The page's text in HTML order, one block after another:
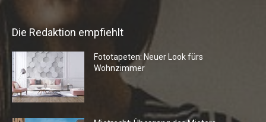
Die Redaktion empfiehlt
Fototapeten: Neuer Look fürs
Wohnzimmer